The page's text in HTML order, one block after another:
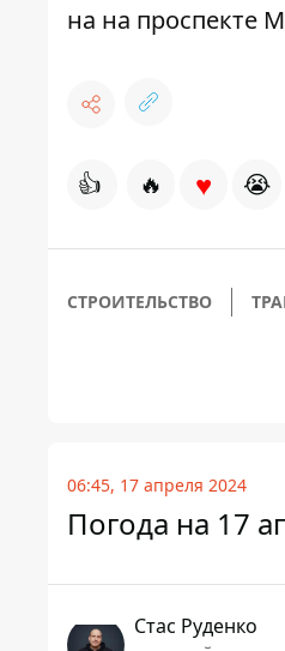
на на проспекте
👍 🔥 ♥ 😭
СТРОИТЕЛЬСТВО
06:45, 17 апреля 2024
Погода на 17
Стаc Руденко